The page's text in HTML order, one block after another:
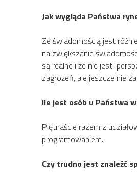
Jak wygląda Państwa
Ze świadomością jest
na zwiększanie
są realne i że nie jest
zagrożeń, ale jeszcze nie
Ile jest osób u Państwa
Piętnaście razem z
programowaniem.
Czy trudno jest znaleźć